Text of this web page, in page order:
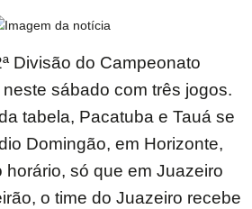
Divisão do Campeonato
sábado com três jogos.
tabela, Pacatuba e Tauá se
Domingão, em Horizonte,
horário, só que em Juazeiro
o time do Juazeiro recebe